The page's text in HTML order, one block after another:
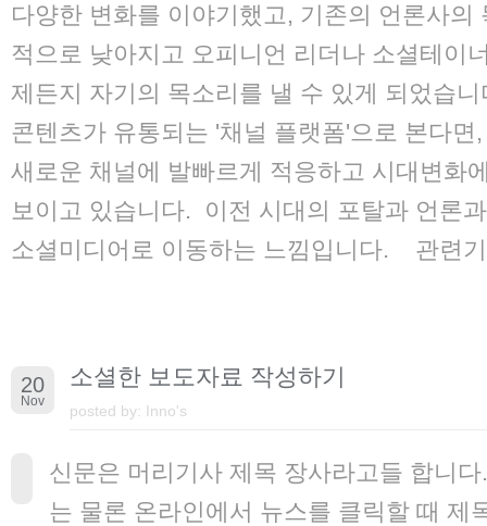
다양한 변화를 이야기했고, 기존의 언론사의
적으로 낮아지고 오피니언 리더나 소셜테이
제든지 자기의 목소리를 낼 수 있게 되었습
콘텐츠가 유통되는 '채널 플랫폼'으로 본다면
새로운 채널에 발빠르게 적응하고 시대변화
보이고 있습니다. 이전 시대의 포탈과 언론
소셜미디어로 이동하는 느낌입니다. 관련
20
Nov
소셜한 보도자료 작성하기
posted by: Inno's
신문은 머리기사 제목 장사라고들 합니
는 물론 온라인에서 뉴스를 클릭할 때 제